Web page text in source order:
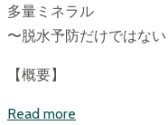
多量ミネラル
〜脱水予防だけではな
【概要】
Read more